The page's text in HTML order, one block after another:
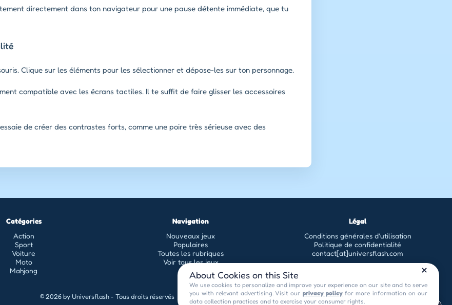
directement dans ton navigateur pour une pause détente immédiate, que tu
Clique sur les éléments pour les sélectionner et dépose-les sur ton personnage.
compatible avec les écrans tactiles. Il te suffit de faire glisser les accessoires
de créer des contrastes forts, comme une poire très sérieuse avec des
Catégories
Action
Sport
Voiture
Moto
Mahjong
Navigation
Nouveaux jeux
Populaires
Toutes les rubriques
Voir tous les jeux
Légal
Conditions générales d'utilisation
Politique de confidentialité
contact[at]universflash.com
© 2026 by Universflash - Tous droits réservés
About Cookies on this Site
We use cookies to personalize and improve your experience on our site and to serve
you with relevant advertising. Visit our privacy policyfor more information on our
data collection practices and to exercise your consumer rights.